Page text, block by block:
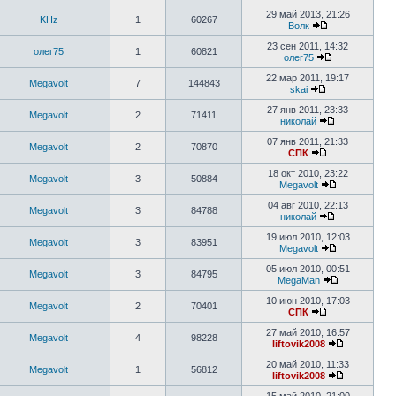
KHz 1 60267
29 май 2013, 21:26
Волк
олег75 1 60821
23 сен 2011, 14:32
олег75
Megavolt 7 144843
22 мар 2011, 19:17
skai
Megavolt 2 71411
27 янв 2011, 23:33
николай
Megavolt 2 70870
07 янв 2011, 21:33
СПК
Megavolt 3 50884
18 окт 2010, 23:22
Megavolt
Megavolt 3 84788
04 авг 2010, 22:13
николай
Megavolt 3 83951
19 июл 2010, 12:03
Megavolt
Megavolt 3 84795
05 июл 2010, 00:51
MegaMan
Megavolt 2 70401
10 июн 2010, 17:03
СПК
Megavolt 4 98228
27 май 2010, 16:57
liftovik2008
Megavolt 1 56812
20 май 2010, 11:33
liftovik2008